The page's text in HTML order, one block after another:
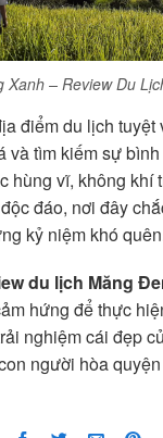
– Review Du
điểm du lịch tuyệt
và tìm kiếm sự
hùng vĩ, không khí
đáo, nơi đây
kỷ niệm khó
du lịch Măng
hứng để thực
nghiệm cái đẹp
người hòa